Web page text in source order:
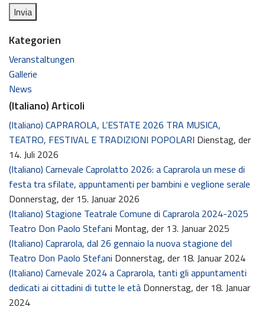
Kategorien
Veranstaltungen
Gallerie
News
(Italiano) Articoli
(Italiano) CAPRAROLA, L’ESTATE 2026 TRA MUSICA,
TEATRO, FESTIVAL E TRADIZIONI POPOLARI Dienstag, der
14. Juli 2026
(Italiano) Carnevale Caprolatto 2026: a Caprarola un mese di
festa tra sfilate, appuntamenti per bambini e veglione serale
Donnerstag, der 15. Januar 2026
(Italiano) Stagione Teatrale Comune di Caprarola 2024-2025
Teatro Don Paolo Stefani Montag, der 13. Januar 2025
(Italiano) Caprarola, dal 26 gennaio la nuova stagione del
Teatro Don Paolo Stefani Donnerstag, der 18. Januar 2024
(Italiano) Carnevale 2024 a Caprarola, tanti gli appuntamenti
dedicati ai cittadini di tutte le età Donnerstag, der 18. Januar
2024